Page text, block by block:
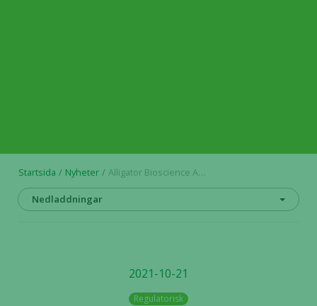
Startsida Nyheter Alligator Bioscience AB: Delårsrapport januari– september 2021
Nedladdningar
2021-10-21
Regulatorisk